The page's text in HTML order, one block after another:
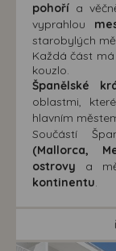
pohoří a
vyprahlou
starobylých
Každá část
kouzlo.
Španělské
oblastmi,
hlavním
Součástí
(Mallorca,
ostrovy a
kontinentu.